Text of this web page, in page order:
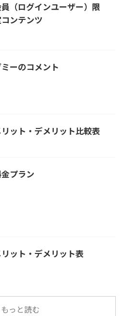
（ログインユーザー）限
ンテンツ
ーのコメント
リット・デメリット比較表
プラン
リット・デメリット表
もっと読む